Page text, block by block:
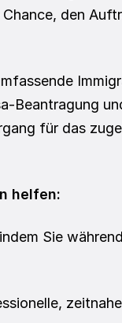
den
Beantragung
für das
helfen:
indem Sie